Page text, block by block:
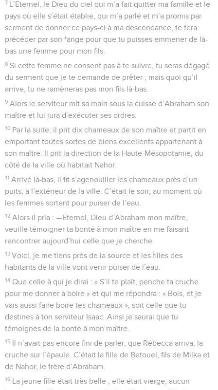
7 L’Eternel, le Dieu du ciel qui m’a fait quitter ma famille et le
pays où elle s’était établie, qui m’a parlé et m’a promis par
serment de donner ce pays-ci à ma descendance, te fera
précéder par son *ange pour que tu puisses emmener de là-
bas une femme pour mon fils.
8 Si cette femme ne consent pas à te suivre, tu seras dégagé
du serment que je te demande de prêter ; mais quoi qu’il
arrive, tu ne ramèneras pas mon fils là-bas.
9 Alors le serviteur mit sa main sous la cuisse d’Abraham son
maître et lui jura d’exécuter ses ordres.
10 Par la suite, il prit dix chameaux de son maître et partit en
emportant toutes sortes de biens excellents appartenant à
son maître. Il prit la direction de la Haute-Mésopotamie, du
côté de la ville où habitait Nahor.
11 Arrivé là-bas, il fit s’agenouiller les chameaux près d’un
puits, à l’extérieur de la ville. C’était le soir, au moment où
les femmes sortent pour puiser de l’eau.
12 Alors il pria : —Eternel, Dieu d’Abraham mon maître,
veuille témoigner ta bonté à mon maître en me faisant
rencontrer aujourd’hui celle que je cherche.
13 Voici, je me tiens près de la source et les filles des
habitants de la ville vont venir puiser de l’eau.
14 Que celle à qui je dirai : « S’il te plaît, penche ta cruche
pour me donner à boire » et qui me répondra : « Bois, et je
vais aussi faire boire tes chameaux », soit celle que tu
destines à ton serviteur Isaac. Ainsi je saurai que tu
témoignes de la bonté à mon maître.
15 Il n’avait pas encore fini de parler, que Rébecca arriva, la
cruche sur l’épaule. C’était la fille de Betouel, fils de Milka et
de Nahor, le frère d’Abraham.
16 La jeune fille était très belle ; elle était vierge, aucun